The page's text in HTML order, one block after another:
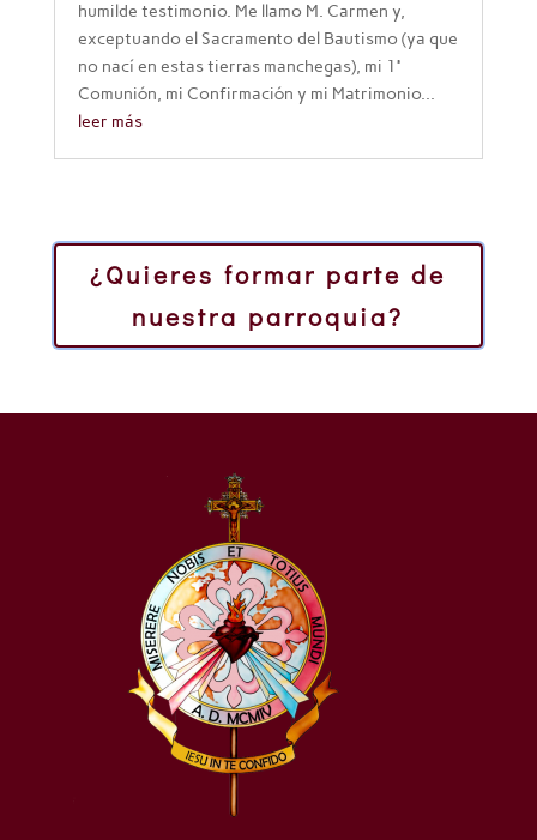
humilde testimonio. Me llamo M. Carmen y,
exceptuando el Sacramento del Bautismo (ya que
no nací en estas tierras manchegas), mi 1ª
Comunión, mi Confirmación y mi Matrimonio...
leer más
¿Quieres formar parte de
nuestra parroquia?